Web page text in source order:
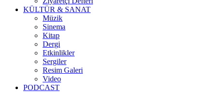
KÜLTÜR & SANAT
Müzik
Sinema
Kitap
Dergi
Etkinlikler
Sergiler
Resim Galeri
Video
PODCAST